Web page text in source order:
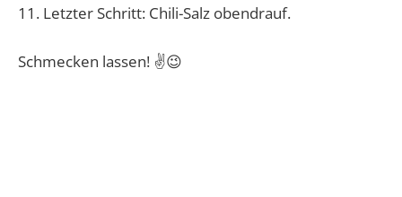
Letzter Schritt: Chili-Salz obendrauf.
Schmecken lassen! ✌️😉